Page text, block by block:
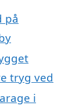
på
tryg ved
i